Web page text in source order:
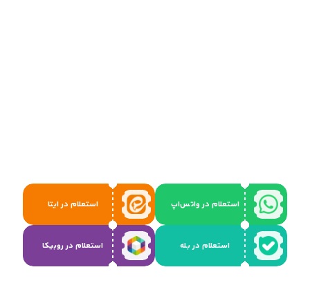
استعلام در واتس‌اپ استعلام در ایتا
استعلام در بله استعلام در روبیکا